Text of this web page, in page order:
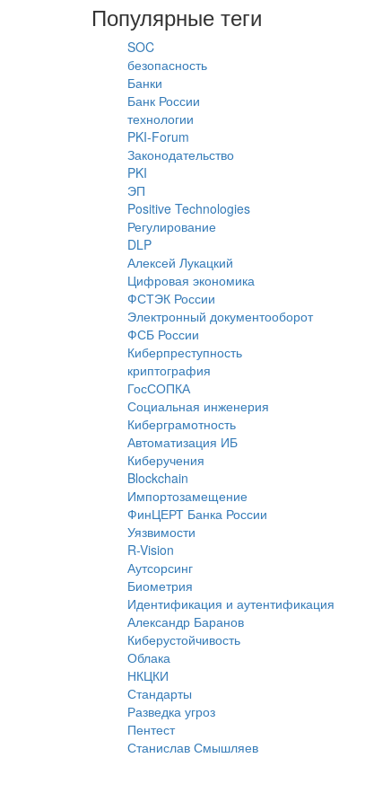
Популярные теги
SOC
безопасность
Банки
Банк России
технологии
PKI-Forum
Законодательство
PKI
ЭП
Positive Technologies
Регулирование
DLP
Алексей Лукацкий
Цифровая экономика
ФСТЭК России
Электронный документооборот
ФСБ России
Киберпреступность
криптография
ГосСОПКА
Социальная инженерия
Киберграмотность
Автоматизация ИБ
Киберучения
Blockchain
Импортозамещение
ФинЦЕРТ Банка России
Уязвимости
R-Vision
Аутсорсинг
Биометрия
Идентификация и аутентификация
Александр Баранов
Киберустойчивость
Облака
НКЦКИ
Стандарты
Разведка угроз
Пентест
Станислав Смышляев